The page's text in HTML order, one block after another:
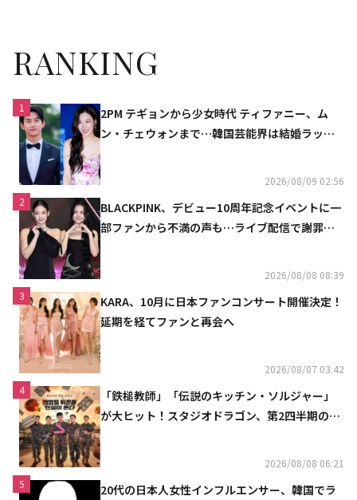
RANKING
1
2PM テギョンから少女時代 ティファニー、ム
ン・チェウォンまで…韓国芸能界は結婚ラッシ
2026/08/09 02:56
2
BLACKPINK、デビュー10周年記念イベントに一
部ファンから不満の声も…ライブ配信で謝罪
2026/08/08 08:39
3
KARA、10月に日本ファンコンサート開催決定！
延期を経てファンと再会へ
2026/08/07 03:42
4
「鉄槌教師」「伝説のキッチン・ソルジャー」
が大ヒット！スタジオドラゴン、第2四半期の売
2026/08/08 06:21
5
20代の日本人女性インフルエンサー、韓国でラ